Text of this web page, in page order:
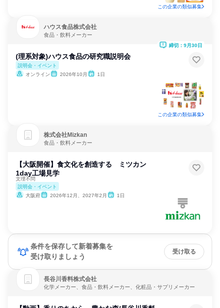
この企業の類似募集
ハウス食品株式会社
食品・飲料メーカー
(理系対象)ハウス食品の研究職説明会
説明会・イベント
オンライン
2026年10月 1日
締切：9月30日
この企業の類似募集
株式会社Mizkan
食品・飲料メーカー
【大阪開催】食文化を創造する ミツカン
1day工場見学
文理不問
説明会・イベント
大阪府
2026年12月、2027年2月 1日
条件を保存して新着募集を
受け取りましょう
受け取る
長谷川香料株式会社
化学メーカー、食品・飲料メーカー、化粧品・サプリメーカー